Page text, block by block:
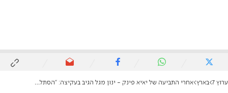
ערוץ 7 בארץ אחרי התביעה של יאיא פינק - ינון מגל הגיב בעקיצה: "הסתלבטתי עליו בטוויטר"